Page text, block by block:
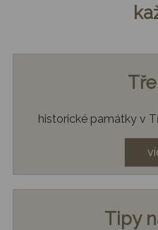
historické památky v
Tipy